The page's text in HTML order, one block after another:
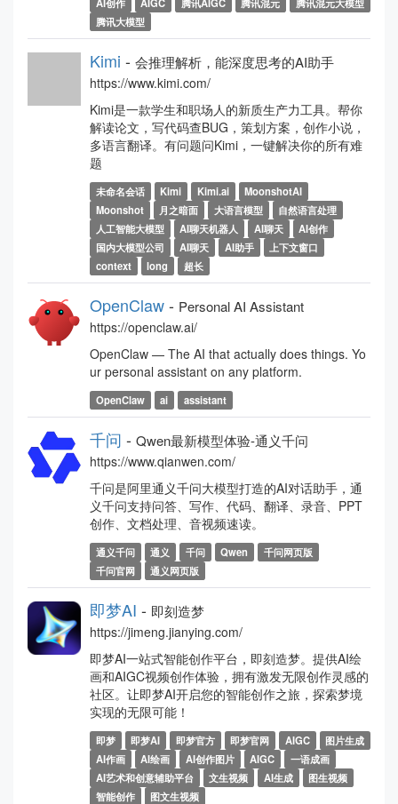
腾讯大模型
Kimi - 会推理解析，能深度思考的AI助手
https://www.kimi.com/
Kimi是一款学生和职场人的新质生产力工具。帮你
解读论文，写代码查BUG，策划方案，创作小说，
多语言翻译。有问题问Kimi，一键解决你的所有难
题
未命名会话 Kimi Kimi.ai
MoonshotAI
Moonshot
月之暗面 大语言模型
自然语言处理
人工智能大模型
AI聊天机器人 AI聊天
AI创作
国内大模型公司
AI聊天 AI助手
上下文窗口
context
long 超长
OpenClaw- Personal AI Assistant
https://openclaw.ai/
OpenClaw — The AI that actually does things. Yo
ur personal assistant on any platform.
OpenClaw ai assistant
千问 - Qwen最新模型体验-通义千问
https://www.qianwen.com/
千问是阿里通义千问大模型打造的AI对话助手，通
义千问支持问答、写作、代码、翻译、录音、PPT
创作、文档处理、音视频速读。
通义千问 通义 千问 Qwen
千问网页版
千问官网
通义网页版
即梦AI - 即刻造梦
https://jimeng.jianying.com/
即梦AI一站式智能创作平台，即刻造梦。提供AI绘
画和AIGC视频创作体验，拥有激发无限创作灵感的
社区。让即梦AI开启您的智能创作之旅，探索梦境
实现的无限可能！
即梦 即梦AI 即梦官方 即梦官网 AIGC
图片生成
AI作画
AI绘画 AI创作图片 AIGC
一语成画
AI艺术和创意辅助平台
文生视频 AI生成
图生视频
智能创作
图文生视频